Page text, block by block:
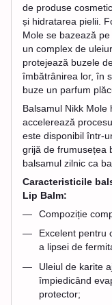
de produse
și hidratarea pielii.
Mole se bazează
un complex de
protejează buzele
îmbătrânirea lor, în
buze un parfum
Balsamul Nikk
accelerează
este disponibil într-
grijă de frumusețea
balsamul zilnic ca
Caracteristicile
Lip Balm:
Compoziție
Excelent pentru
a lipsei de
Uleiul de karite
împiedicând
protector;